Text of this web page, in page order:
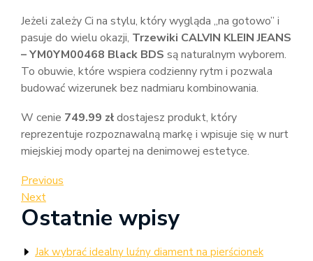
Jeżeli zależy Ci na stylu, który wygląda „na gotowo” i
pasuje do wielu okazji, Trzewiki CALVIN KLEIN JEANS
– YM0YM00468 Black BDS są naturalnym wyborem.
To obuwie, które wspiera codzienny rytm i pozwala
budować wizerunek bez nadmiaru kombinowania.
W cenie 749.99 złdostajesz produkt, który
reprezentuje rozpoznawalną markę i wpisuje się w nurt
miejskiej mody opartej na denimowej estetyce.
Nawigacja
wpisu
Previous
Post
Previous
Next
Post
Next
Ostatnie wpisy
Jak wybrać idealny luźny diament na pierścionek